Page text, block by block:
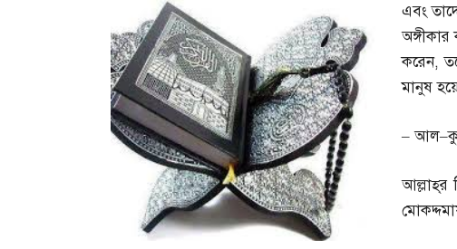
এবং
করেন,
মানুষ
–আল–
আল্লাহ্‌র